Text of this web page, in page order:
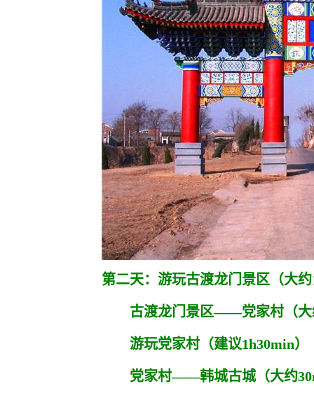
第二天：游玩古渡龙门景区（大
古渡龙门景区——党家村（大
游玩党家村（建议1h30min）
党家村——韩城古城（大约